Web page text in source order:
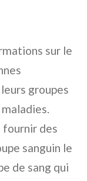
sur le
groupes
fournir des
sanguin le
de sang qui